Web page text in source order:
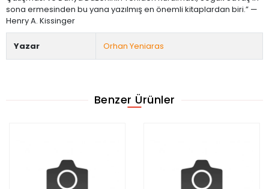
sona ermesinden bu yana yazılmış en önemli kitaplardan biri.” —
Henry A. Kissinger
Yazar Orhan Yeniaras
Benzer Ürünler